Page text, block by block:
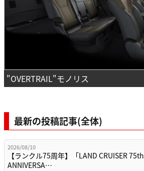
"OVERTRAIL"モノリス
最新の投稿記事(全体)
2026/08/10
【ランクル75周年】「LAND CRUISER 75th
ANNIVERSA…